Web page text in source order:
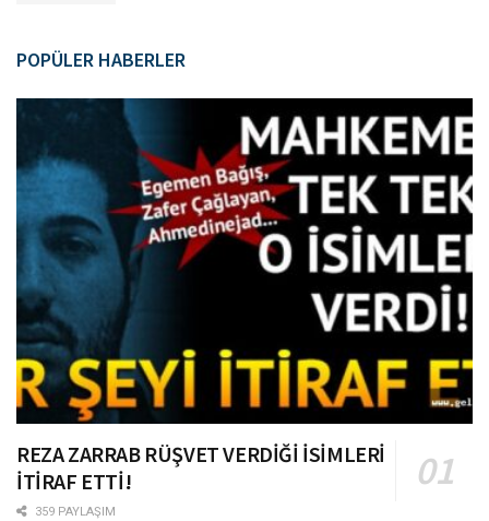
POPÜLER HABERLER
REZA ZARRAB RÜŞVET VERDİĞİ İSİMLERİ
İTİRAF ETTİ!
359 PAYLAŞIM